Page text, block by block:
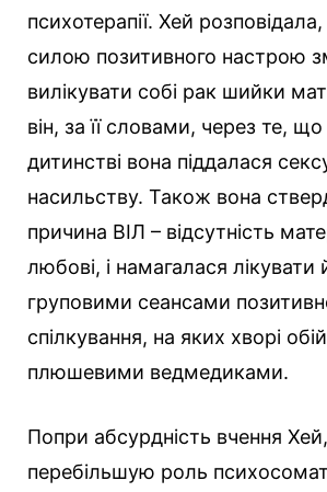
психотерапії. Хей
силою позитивного настрою
вилікувати собі рак шийки
він, за її словами, через те,
дитинстві вона піддалася
насильству. Також вона
причина ВІЛ – відсутність
любові, і намагалася лікувати
груповими сеансами
спілкування, на яких хворі
плюшевими ведмедиками.
Попри абсурдність вчення
перебільшую роль